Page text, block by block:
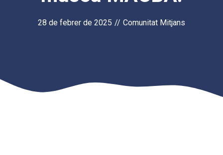
28 de febrer de 2025 // Comunitat Mitjans